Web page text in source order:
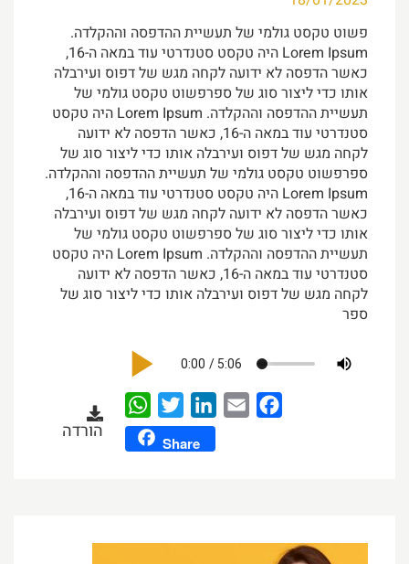
פשוט טקסט גולמי של תעשיית ההדפסה וההקלדה.
Lorem Ipsum היה טקסט סטנדרטי עוד במאה ה-16,
כאשר הדפסה לא ידועה לקחה מגש של דפוס ועירבלה
אותו כדי ליצור סוג של ספרפשוט טקסט גולמי של
תעשיית ההדפסה וההקלדה. Lorem Ipsum היה טקסט
סטנדרטי עוד במאה ה-16, כאשר הדפסה לא ידועה
לקחה מגש של דפוס ועירבלה אותו כדי ליצור סוג של
ספרפשוט טקסט גולמי של תעשיית ההדפסה וההקלדה.
Lorem Ipsum היה טקסט סטנדרטי עוד במאה ה-16,
כאשר הדפסה לא ידועה לקחה מגש של דפוס ועירבלה
אותו כדי ליצור סוג של ספרפשוט טקסט גולמי של
תעשיית ההדפסה וההקלדה. Lorem Ipsum היה טקסט
סטנדרטי עוד במאה ה-16, כאשר הדפסה לא ידועה
לקחה מגש של דפוס ועירבלה אותו כדי ליצור סוג של
ספר
WhatsAppTwitterLinkedIn
Email
Share
הורדה